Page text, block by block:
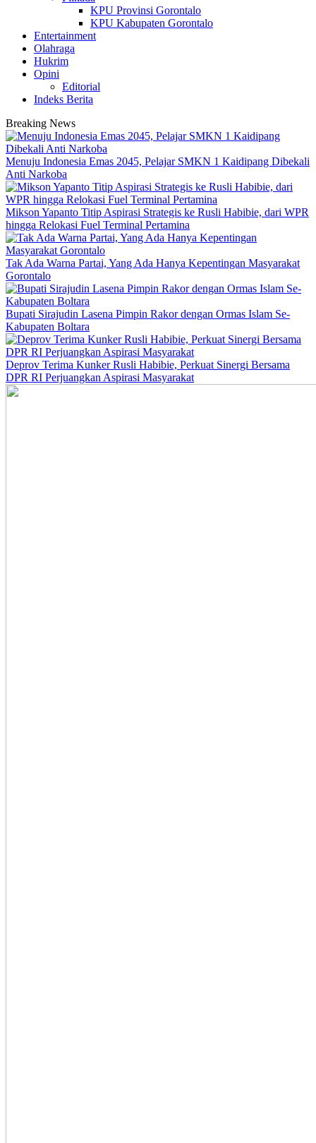
KPU Provinsi Gorontalo
KPU Kabupaten Gorontalo
Entertainment
Olahraga
Hukrim
Opini
Editorial
Indeks Berita
Breaking News
Menuju Indonesia Emas 2045, Pelajar SMKN 1 Kaidipang Dibekali
Anti Narkoba
Mikson Yapanto Titip Aspirasi Strategis ke Rusli Habibie, dari WPR
hingga Relokasi Fuel Terminal Pertamina
Tak Ada Warna Partai, Yang Ada Hanya Kepentingan Masyarakat
Gorontalo
Bupati Sirajudin Lasena Pimpin Rakor dengan Ormas Islam Se-
Kabupaten Boltara
Deprov Terima Kunker Rusli Habibie, Perkuat Sinergi Bersama
DPR RI Perjuangkan Aspirasi Masyarakat